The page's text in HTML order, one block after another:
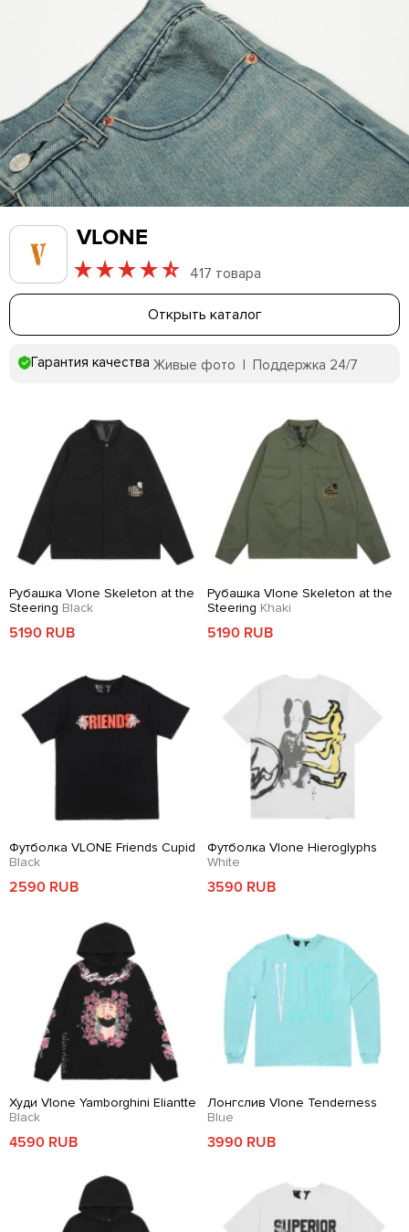
VLONE
417 товара
Открыть каталог
Гарантия качества Живые фото | Поддержка 24/7
Рубашка Vlone Skeleton at the
Steering Black
5190 RUB
Рубашка Vlone Skeleton at the
Steering Khaki
5190 RUB
Футболка VLONE Friends Cupid
Black
2590 RUB
Футболка Vlone Hieroglyphs
White
3590 RUB
Худи Vlone Yamborghini Eliantte
Black
4590 RUB
Лонгслив Vlone Tenderness
Blue
3990 RUB